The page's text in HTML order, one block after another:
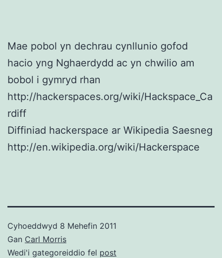
Mae pobol yn dechrau cynllunio gofod
hacio yng Nghaerdydd ac yn chwilio am
bobol i gymryd rhan
http://hackerspaces.org/wiki/Hackspace_Ca
rdiff
Diffiniad hackerspace ar Wikipedia Saesneg
http://en.wikipedia.org/wiki/Hackerspace
Cyhoeddwyd 8 Mehefin 2011
Gan Carl Morris
Wedi'i gategoreiddio fel post